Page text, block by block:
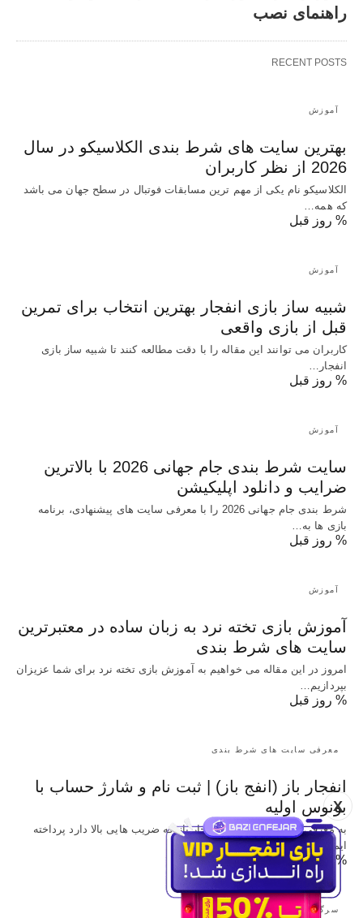
X
راهنمای نصب
RECENT POSTS
آموزش
بهترین سایت های شرط بندی الکلاسیکو در سال
2026 از نظر کاربران
الکلاسیکو نام یکی از مهم ترین مسابقات فوتبال در سطح جهان می باشد
که همه…
% روز قبل
آموزش
شبیه ساز بازی انفجار بهترین انتخاب برای تمرین
قبل از بازی واقعی
کاربران می توانند این مقاله را با دقت مطالعه کنند تا شبیه ساز بازی
انفجار…
% روز قبل
آموزش
سایت شرط بندی جام جهانی 2026 با بالاترین
ضرایب و دانلود اپلیکیشن
شرط بندی جام جهانی 2026 را با معرفی سایت های پیشنهادی، برنامه
بازی ها به…
% روز قبل
آموزش
آموزش بازی تخته نرد به زبان ساده در معتبرترین
سایت های شرط بندی
امروز در این مقاله می خواهیم به آموزش بازی تخته نرد برای شما عزیزان
بپردازیم…
% روز قبل
معرفی سایت های شرط بندی
انفجار باز (انفج باز) | ثبت نام و شارژ حساب با
بونوس اولیه
به معرفی سایت شرط بندی انفجار باز که ضریب هایی بالا دارد پرداخته
ایم و…
% روز قبل
سرگرمی